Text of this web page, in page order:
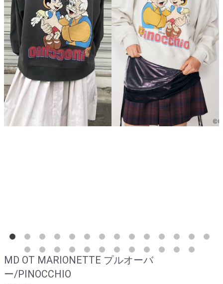
MD OT MARIONETTE プルオーバ
ー/PINOCCHIO